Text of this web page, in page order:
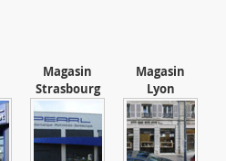
Magasin
Strasbourg
Magasin
Lyon